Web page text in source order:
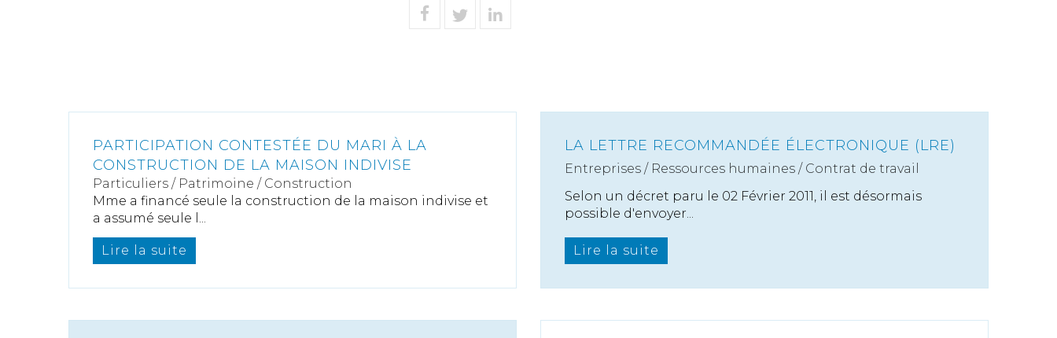
PARTICIPATION CONTESTÉE DU MARI À LA
CONSTRUCTION DE LA MAISON INDIVISE
Particuliers / Patrimoine / Construction
Mme a financé seule la construction de la maison indivise et
a assumé seule l...
Lire la suite
LA LETTRE RECOMMANDÉE ÉLECTRONIQUE (LRE)
Entreprises / Ressources humaines / Contrat de travail
Selon un décret paru le 02 Février 2011, il est désormais
possible d'envoyer...
Lire la suite